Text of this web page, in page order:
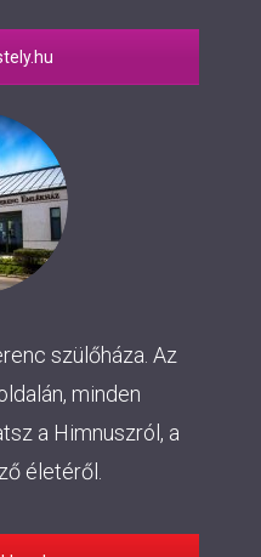
szülőháza. Az
minden
a Himnuszról, a
életéről.